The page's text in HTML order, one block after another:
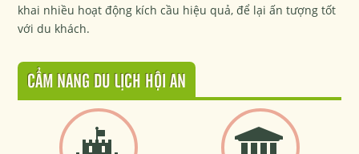
khai nhiều hoạt động kích cầu hiệu quả, để lại ấn tượng tốt
với du khách.
CẨM NANG DU LỊCH HỘI AN